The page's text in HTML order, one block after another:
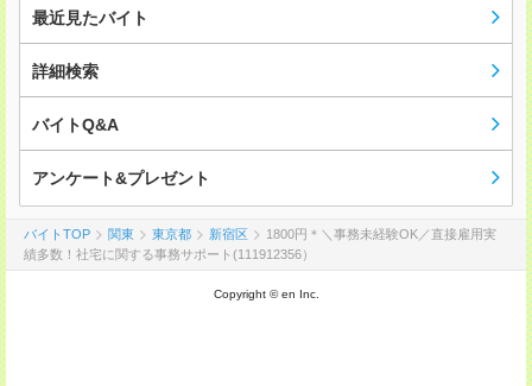
最近見たバイト
詳細検索
バイトQ&A
アンケート&プレゼント
バイトTOP 関東 東京都 新宿区
1800円＊＼事務未経験OK／直接雇用実
績多数！社宅に関する事務サポート(111912356）
Copyright © en Inc.